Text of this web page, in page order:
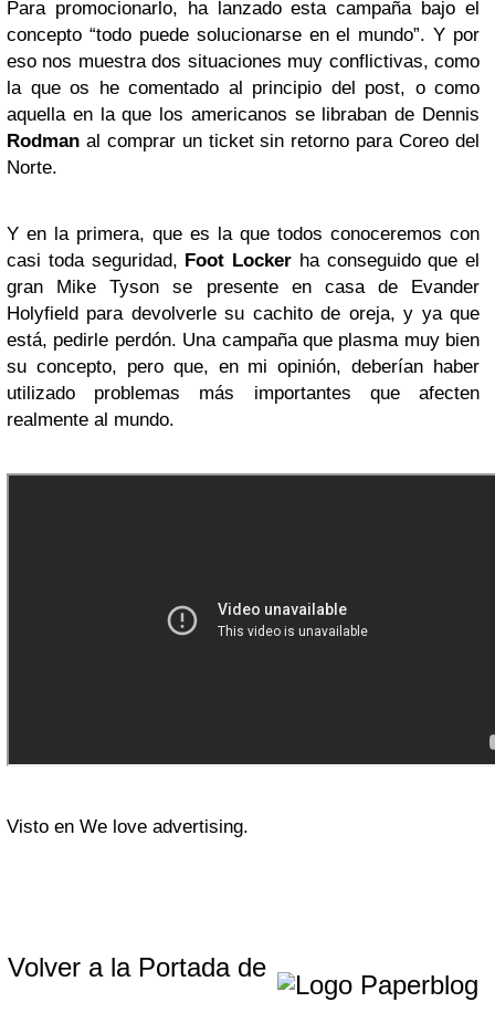
Para promocionarlo, ha lanzado esta campaña bajo el
concepto “todo puede solucionarse en el mundo”. Y por
eso nos muestra dos situaciones muy conflictivas, como
la que os he comentado al principio del post, o como
aquella en la que los americanos se libraban de Dennis
Rodman al comprar un ticket sin retorno para Coreo del
Norte.
Y en la primera, que es la que todos conoceremos con
casi toda seguridad, Foot Locker ha conseguido que el
gran Mike Tyson se presente en casa de Evander
Holyfield para devolverle su cachito de oreja, y ya que
está, pedirle perdón. Una campaña que plasma muy bien
su concepto, pero que, en mi opinión, deberían haber
utilizado problemas más importantes que afecten
realmente al mundo.
Visto en We love advertising.
Volver a la Portada de